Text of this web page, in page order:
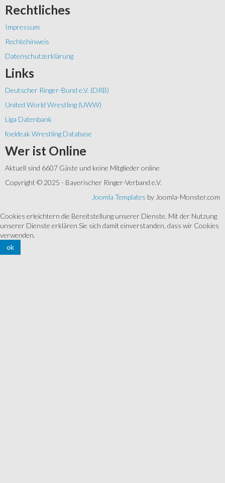
Rechtliches
Impressum
Rechtehinweis
Datenschutzerklärung
Links
Deutscher Ringer-Bund e.V. (DRB)
United World Wrestling (UWW)
Liga Datenbank
foeldeak Wrestling Database
Wer ist Online
Aktuell sind 6607 Gäste und keine Mitglieder online
Copyright © 2025 - Bayerischer Ringer-Verband e.V.
Joomla Templates by Joomla-Monster.com
Cookies erleichtern die Bereitstellung unserer Dienste. Mit der Nutzung
unserer Dienste erklären Sie sich damit einverstanden, dass wir Cookies
verwenden.
ok